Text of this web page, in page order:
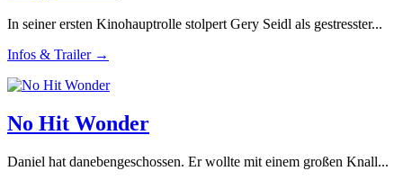
In seiner ersten Kinohauptrolle stolpert Gery Seidl als gestresster...
Infos & Trailer →
No Hit Wonder
Daniel hat danebengeschossen. Er wollte mit einem großen Knall...